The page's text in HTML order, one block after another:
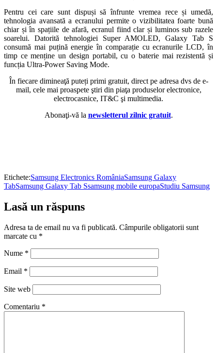
Pentru cei care sunt dispuși să înfrunte vremea rece și umedă,
tehnologia avansată a ecranului permite o vizibilitatea foarte bună
chiar și în spațiile de afară, ecranul fiind clar și luminos sub razele
soarelui. Datorită tehnologiei Super AMOLED, Galaxy Tab S
consumă mai puțină energie în comparație cu ecranurile LCD, în
timp ce menține un design portabil, cu o baterie mai rezistentă și
funcția Ultra-Power Saving Mode.
În fiecare dimineaţă puteți primi gratuit, direct pe adresa dvs de e-
mail, cele mai proaspete ştiri din piaţa produselor electronice,
electrocasnice, IT&C şi multimedia.
Abonaţi-vă la newsletterul zilnic gratuit.
Etichete:Samsung Electronics RomâniaSamsung Galaxy
TabSamsung Galaxy Tab Ssamsung mobile europaStudiu Samsung
Lasă un răspuns
Adresa ta de email nu va fi publicată. Câmpurile obligatorii sunt
marcate cu *
Nume *
Email *
Site web
Comentariu *